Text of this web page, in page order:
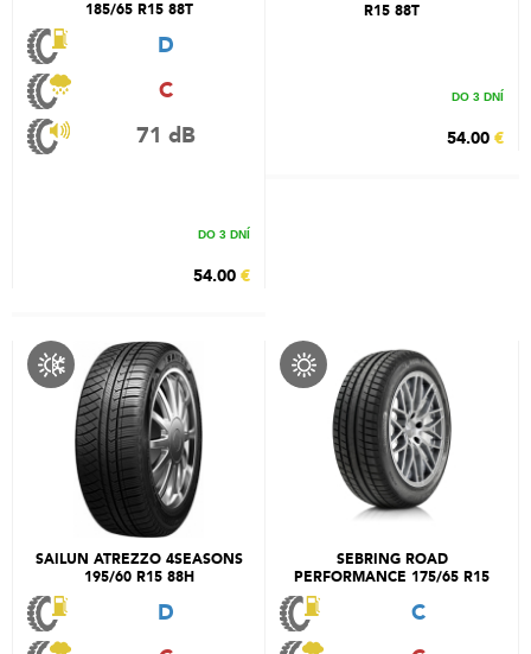
185/65 R15 88T
D
C
71 dB
DO 3 DNÍ
54.00 €
R15 88T
DO 3 DNÍ
54.00 €
SAILUN ATREZZO 4SEASONS
195/60 R15 88H
D
SEBRING ROAD
PERFORMANCE 175/65 R15
C